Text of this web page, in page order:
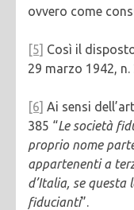
ovvero come
[5] Così il
29 marzo 1942, n.
[6] Ai sensi
385 “Le società
proprio nome
appartenenti a
d’Italia, se questa
fiducianti”.